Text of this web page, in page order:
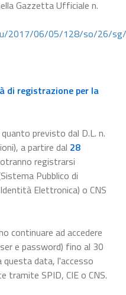
Gazzetta Ufficiale n.
2017/06/05/128/so/26/
di registrazione per la
previsto dal D.L. n.
a partire dal 28
registrarsi
Pubblico di
Elettronica) o CNS
continuare ad accedere
e password) fino al 30
data, l'accesso
tramite SPID, CIE o CNS.